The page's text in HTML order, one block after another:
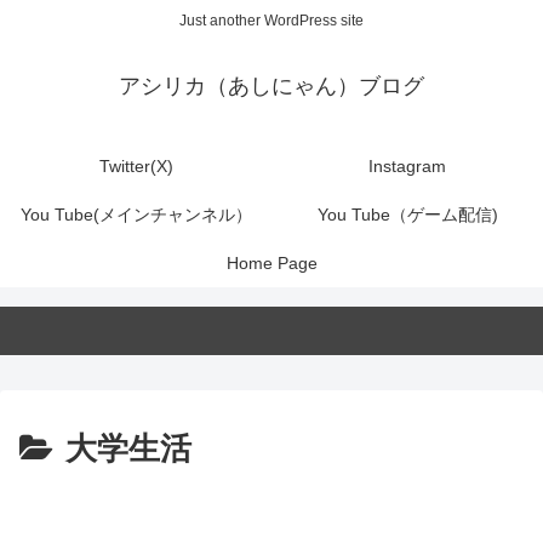
Just another WordPress site
アシリカ（あしにゃん）ブログ
Twitter(X) Instagram
You Tube(メインチャンネル） You Tube（ゲーム配信)
Home Page
大学生活